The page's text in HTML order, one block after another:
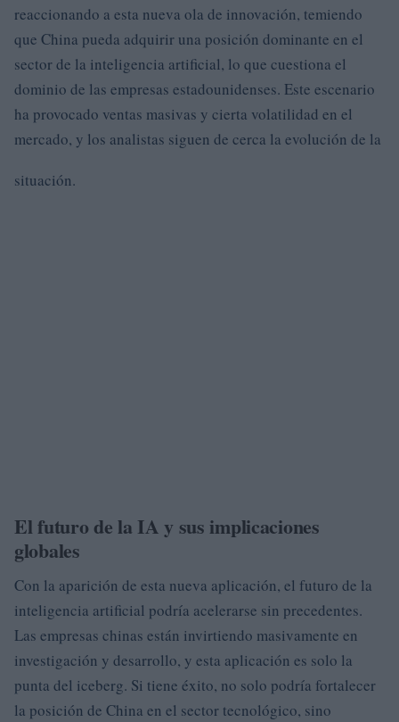
reaccionando a esta nueva ola de innovación, temiendo
que China pueda adquirir una posición dominante en el
sector de la inteligencia artificial, lo que cuestiona el
dominio de las empresas estadounidenses. Este escenario
ha provocado ventas masivas y cierta volatilidad en el
mercado, y los analistas siguen de cerca la evolución de la
situación.
El futuro de la IA y sus implicaciones
globales
Con la aparición de esta nueva aplicación, el futuro de la
inteligencia artificial podría acelerarse sin precedentes.
Las empresas chinas están invirtiendo masivamente en
investigación y desarrollo, y esta aplicación es solo la
punta del iceberg. Si tiene éxito, no solo podría fortalecer
la posición de China en el sector tecnológico, sino